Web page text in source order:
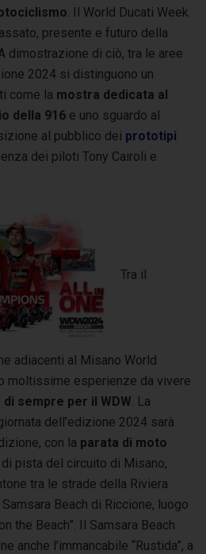
. Il World Ducati Week
presente e futuro della
dimostrazione di ciò, tra le aree
2024 si distinguono un
come la mostra dedicata al
della 916 e uno sguardo al
al pubblico dei prototipi
dei piloti Tony Cairoli e
Tra il
adiacenti al Misano World
moltissime esperienze da vivere
sempre per il WDW . La
dell’edizione 2024 sarà
con la parata di moto
pista del circuito di Misano,
tra le strade della Riviera
Beach di Riccione, luogo
the Beach”. Il Samsara Beach
anche l’immancabile “Rustida”, a